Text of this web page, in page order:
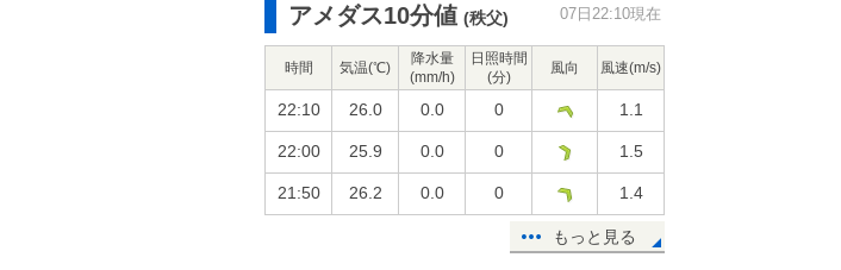
アメダス10分値 (秩父) 07日22:10現在
時間 気温(℃)
降水量
(mm/h)
日照時間
(分)
風向 風速(m/s)
22:10 26.0 0.0 0 1.1
22:00 25.9 0.0 0 1.5
21:50 26.2 0.0 0 1.4
もっと見る